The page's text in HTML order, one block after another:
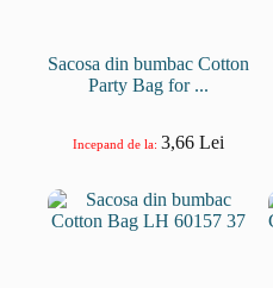
Sacosa din bumbac Cotton
Party Bag for ...
Incepand de la:3,66Lei